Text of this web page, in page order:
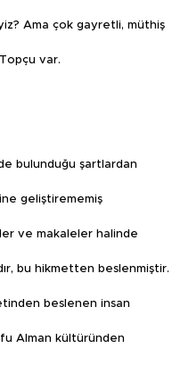
Ama çok gayretli, müthiş
var.
bulunduğu şartlardan
geliştirememiş
ve makaleler halinde
bu hikmetten beslenmiştir.
beslenen insan
Alman kültüründen